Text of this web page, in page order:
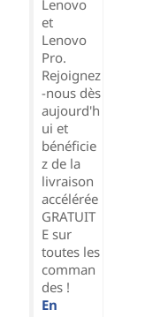
Lenovo
et
Lenovo
Pro.
Rejoignez
-nous dès
aujourd'h
ui et
bénéficie
z de la
livraison
accélérée
GRATUIT
E sur
toutes les
comman
des !
En